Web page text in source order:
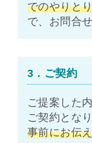
でのやりと
で、お問合
3．ご契約
ご提案した
ご契約とな
事前にお伝